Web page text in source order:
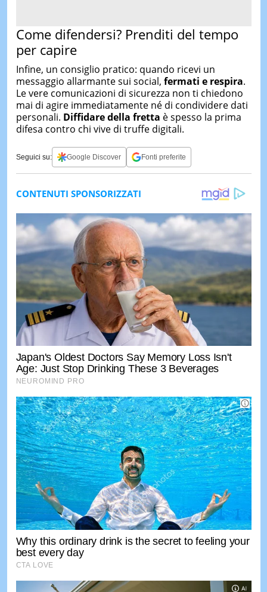
Come difendersi? Prenditi del tempo
per capire
Infine, un consiglio pratico: quando ricevi un
messaggio allarmante sui social, fermati e respira.
Le vere comunicazioni di sicurezza non ti chiedono
mai di agire immediatamente né di condividere dati
personali. Diffidare della fretta è spesso la prima
difesa contro chi vive di truffe digitali.
Seguici su: Google Discover Fonti preferite